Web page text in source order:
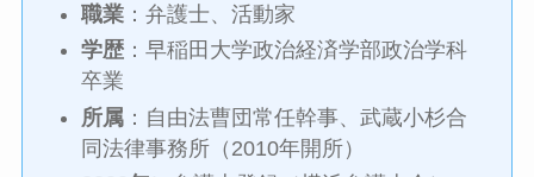
職業 ：弁護士、活動家
学歴 ：早稲田大学政治経済学部政治学科
卒業
所属 ：自由法曹団常任幹事、武蔵小杉合
同法律事務所（2010年開所）